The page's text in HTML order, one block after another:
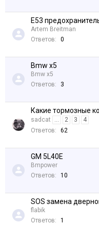
Е53
Artem Breitman
Ответов:
0
Bmw x5
Bmw x5
Ответов:
3
Какие тормозные
sadcat ... 2 3
4
Ответов:
62
GM 5L40E
Bmpower
Ответов:
10
SOS замена
flabik
Ответов:
1